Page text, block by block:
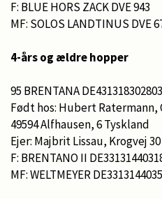
F: BLUE HORS ZACK DVE 943
MF: SOLOS LANDTINUS DVE
4-års og ældre hopper
95 BRENTANA
Født hos: Hubert Ratermann,
49594 Alfhausen, 6 Tyskland
Ejer: Majbrit Lissau, Krogvej
F: BRENTANO II
MF: WELTMEYER